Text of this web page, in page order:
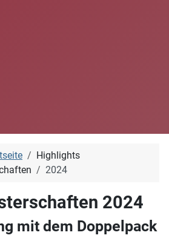
Highlights
2024
2024
mit dem Doppelpack